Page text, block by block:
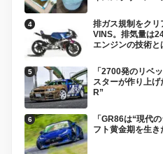
排ガス規制をクリ
VINS。排気量は
エンジンの技術と
「2700発のリベ
スターが作り上
R”
「GR86は“現代
フト黄金期を生き